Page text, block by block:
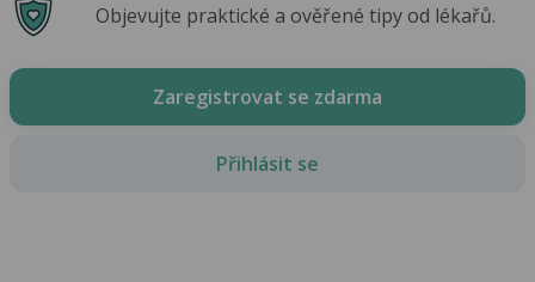
Objevujte praktické a ověřené tipy od lékařů.
Zaregistrovat se zdarma
Přihlásit se